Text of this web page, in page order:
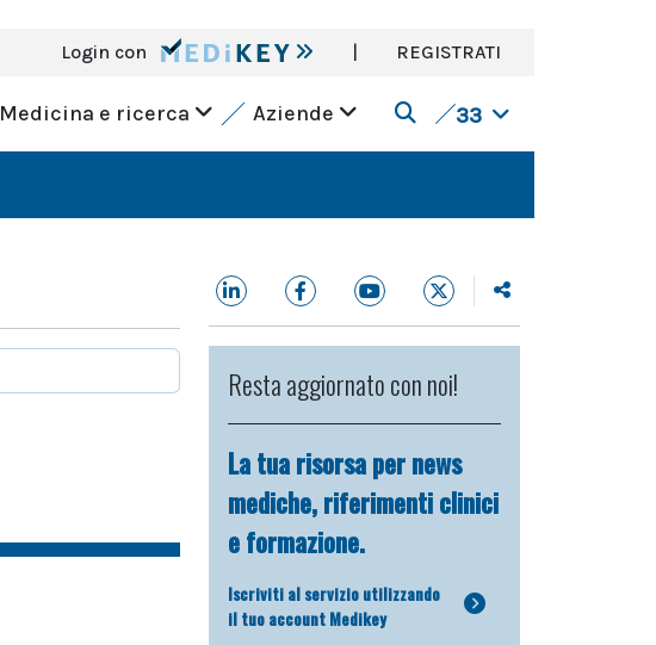
Login con | REGISTRATI
Medicina e ricerca Aziende 33
Resta aggiornato con noi!
La tua risorsa per news
mediche, riferimenti clinici
e formazione.
Iscriviti al servizio utilizzando
il tuo account Medikey